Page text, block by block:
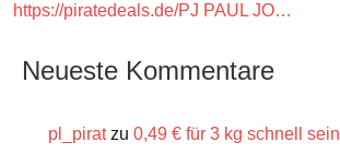
https://piratedeals.de/PJ PAUL JO…
Neueste Kommentare
pl_piratzu 0,49 € für 3 kg schnell sein